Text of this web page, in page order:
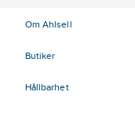
Om Ahlsell
Butiker
Hållbarhet